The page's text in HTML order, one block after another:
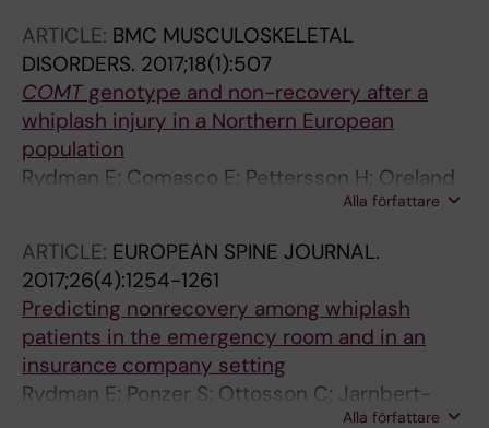
ARTICLE: BMC MUSCULOSKELETAL
DISORDERS. 2017;18(1):507
COMTgenotype and non-recovery after a
whiplash injury in a Northern European
population
Rydman E; Comasco E; Pettersson H; Oreland
Alla författare
ARTICLE: EUROPEAN SPINE JOURNAL.
2017;26(4):1254-1261
Predicting nonrecovery among whiplash
patients in the emergency room and in an
insurance company setting
Rydman E; Ponzer S; Ottosson C; Jarnbert-
Alla författare